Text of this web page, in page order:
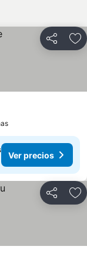
Compartir
Ver precios
Compartir